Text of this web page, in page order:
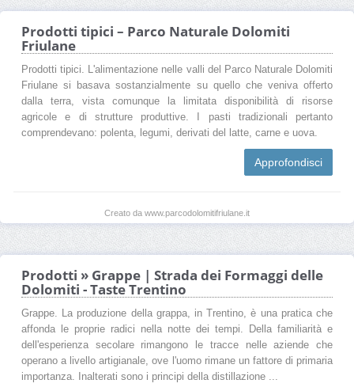
Prodotti tipici – Parco Naturale Dolomiti
Friulane
Prodotti tipici. L'alimentazione nelle valli del Parco Naturale Dolomiti
Friulane si basava sostanzialmente su quello che veniva offerto
dalla terra, vista comunque la limitata disponibilità di risorse
agricole e di strutture produttive. I pasti tradizionali pertanto
comprendevano: polenta, legumi, derivati del latte, carne e uova.
Approfondisci
Creato da www.parcodolomitifriulane.it
Prodotti » Grappe | Strada dei Formaggi delle
Dolomiti - Taste Trentino
Grappe. La produzione della grappa, in Trentino, è una pratica che
affonda le proprie radici nella notte dei tempi. Della familiarità e
dell'esperienza secolare rimangono le tracce nelle aziende che
operano a livello artigianale, ove l'uomo rimane un fattore di primaria
importanza. Inalterati sono i principi della distillazione ...